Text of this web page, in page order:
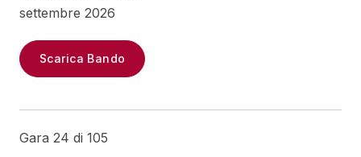
settembre 2026
Scarica Bando
Gara 24 di 105